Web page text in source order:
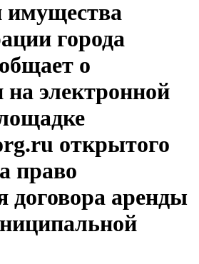
имущества
города
о
на электронной
открытого
право
договора аренды